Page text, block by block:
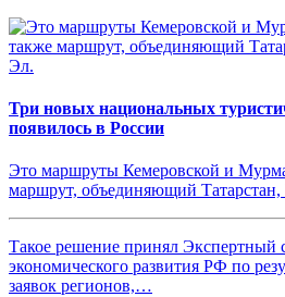
Три новых национальных
появилось в России
Это маршруты Кемеровской и
маршрут, объединяющий
Такое решение принял Экспертный
экономического развития РФ по
заявок регионов,…